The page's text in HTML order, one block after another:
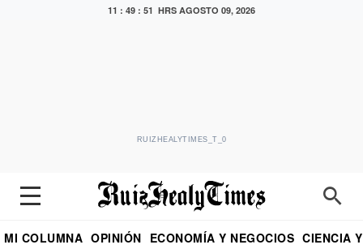
11 : 49 : 53 HRS AGOSTO 09, 2026
RUIZHEALYTIMES_T_0
MI COLUMNA OPINIÓN ECONOMÍA Y NEGOCIOS CIENCIA